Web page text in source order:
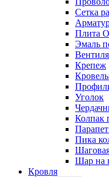
Сетка
Плита
Эмаль
Крепеж
Уголок
Колпак
Пика
Шар на
Кровля